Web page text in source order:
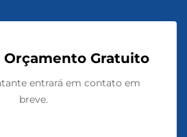
Gratuito
entrará em contato em
breve.